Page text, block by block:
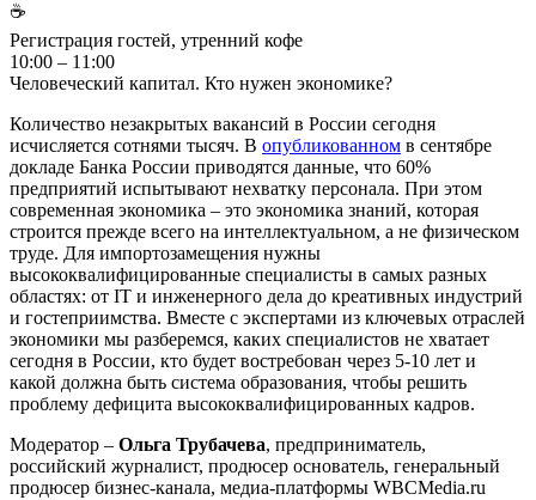
☕
Регистрация гостей, утренний кофе
10:00 – 11:00
Человеческий капитал. Кто нужен экономике?
Количество незакрытых вакансий в России сегодня
исчисляется сотнями тысяч. В опубликованном в сентябре
докладе Банка России приводятся данные, что 60%
предприятий испытывают нехватку персонала. При этом
современная экономика – это экономика знаний, которая
строится прежде всего на интеллектуальном, а не физическом
труде. Для импортозамещения нужны
высококвалифицированные специалисты в самых разных
областях: от IT и инженерного дела до креативных индустрий
и гостеприимства. Вместе с экспертами из ключевых отраслей
экономики мы разберемся, каких специалистов не хватает
сегодня в России, кто будет востребован через 5-10 лет и
какой должна быть система образования, чтобы решить
проблему дефицита высококвалифицированных кадров.
Модератор – Ольга Трубачева, предприниматель,
российский журналист, продюсер основатель, генеральный
продюсер бизнес-канала, медиа-платформы WBCMedia.ru